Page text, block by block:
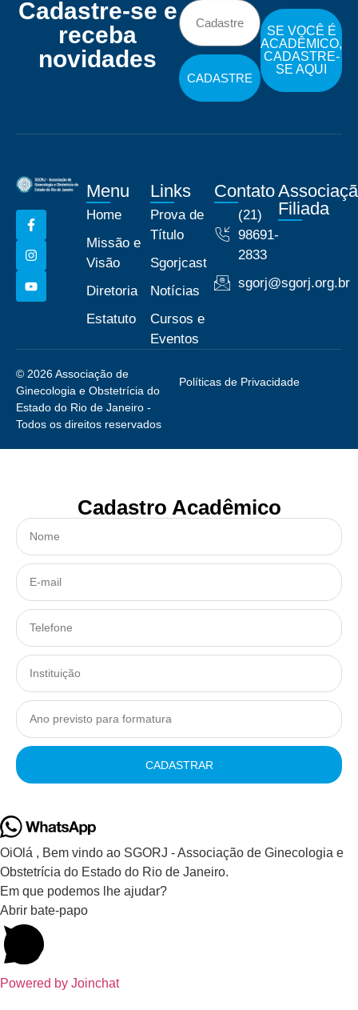
Cadastre-se e
receba
novidades
CADASTRE
SE VOCÊ É
ACADÊMICO,
CADASTRE-
SE AQUI
Menu
Home
Missão e
Visão
Diretoria
Estatuto
Links
Prova de
Título
Sgorjcast
Notícias
Cursos e
Eventos
Contato
(21)
98691-
2833
sgorj@sgorj.org.br
Filiada
© 2026 Associação de
Ginecologia e Obstetrícia do
Estado do Rio de Janeiro -
Todos os direitos reservados
Políticas de Privacidade
Cadastro Acadêmico
CADASTRAR
OiOlá , Bem vindo ao SGORJ - Associação de Ginecologia e
Obstetrícia do Estado do Rio de Janeiro.
Em que podemos lhe ajudar?
Abrir bate-papo
Powered by Joinchat